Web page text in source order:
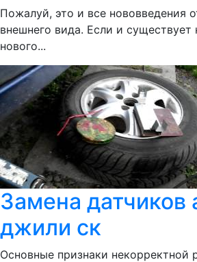
Пожалуй, это и все нововведения
внешнего вида. Если и существует
нового...
Замена датчиков
джили ск
Основные признаки некорректной